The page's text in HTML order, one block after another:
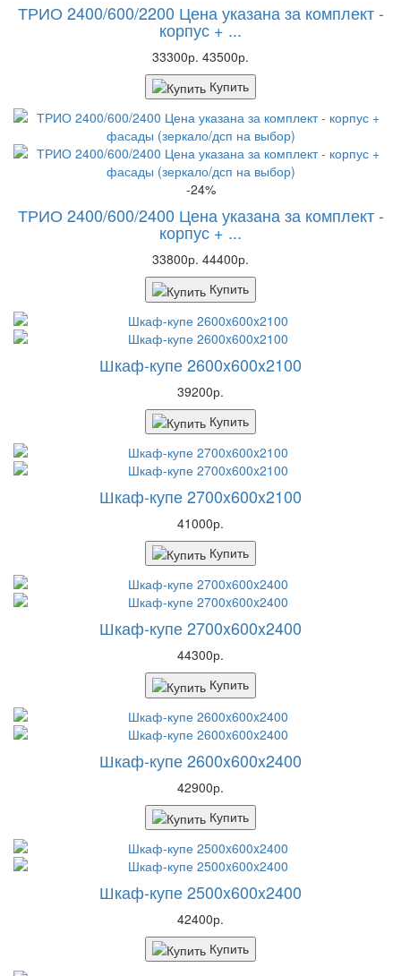
ТРИО 2400/600/2200 Цена указана за комплект -
корпус + ...
33300р. 43500р.
Купить
-24%
ТРИО 2400/600/2400 Цена указана за комплект -
корпус + ...
33800р. 44400р.
Купить
Шкаф-купе 2600x600x2100
39200р.
Купить
Шкаф-купе 2700x600x2100
41000р.
Купить
Шкаф-купе 2700x600x2400
44300р.
Купить
Шкаф-купе 2600x600x2400
42900р.
Купить
Шкаф-купе 2500x600x2400
42400р.
Купить